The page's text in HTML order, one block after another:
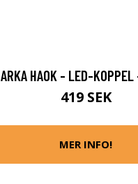
ARKA HAOK - LED-KOPPEL
419 SEK
MER INFO!